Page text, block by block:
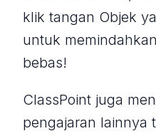
klik tangan Objek
untuk
bebas!
ClassPoint juga
pengajaran lainnya